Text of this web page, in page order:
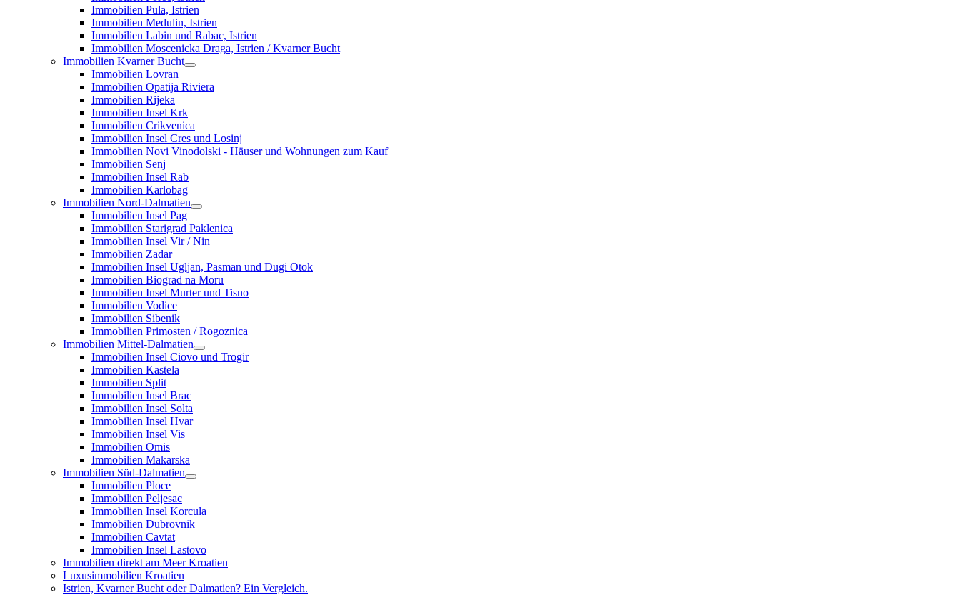
Immobilien Pula, Istrien
Immobilien Medulin, Istrien
Immobilien Labin und Rabac, Istrien
Immobilien Moscenicka Draga, Istrien / Kvarner Bucht
Immobilien Kvarner Bucht
Immobilien Lovran
Immobilien Opatija Riviera
Immobilien Rijeka
Immobilien Insel Krk
Immobilien Crikvenica
Immobilien Insel Cres und Losinj
Immobilien Novi Vinodolski - Häuser und Wohnungen zum Kauf
Immobilien Senj
Immobilien Insel Rab
Immobilien Karlobag
Immobilien Nord-Dalmatien
Immobilien Insel Pag
Immobilien Starigrad Paklenica
Immobilien Insel Vir / Nin
Immobilien Zadar
Immobilien Insel Ugljan, Pasman und Dugi Otok
Immobilien Biograd na Moru
Immobilien Insel Murter und Tisno
Immobilien Vodice
Immobilien Sibenik
Immobilien Primosten / Rogoznica
Immobilien Mittel-Dalmatien
Immobilien Insel Ciovo und Trogir
Immobilien Kastela
Immobilien Split
Immobilien Insel Brac
Immobilien Insel Solta
Immobilien Insel Hvar
Immobilien Insel Vis
Immobilien Omis
Immobilien Makarska
Immobilien Süd-Dalmatien
Immobilien Ploce
Immobilien Peljesac
Immobilien Insel Korcula
Immobilien Dubrovnik
Immobilien Cavtat
Immobilien Insel Lastovo
Immobilien direkt am Meer Kroatien
Luxusimmobilien Kroatien
Istrien, Kvarner Bucht oder Dalmatien? Ein Vergleich.